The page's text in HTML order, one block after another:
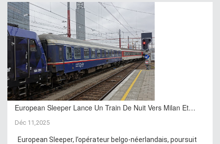
European Sleeper Lance Un Train De Nuit Vers Milan Et…
Déc 11,2025
European Sleeper, l’opérateur belgo-néerlandais, poursuit